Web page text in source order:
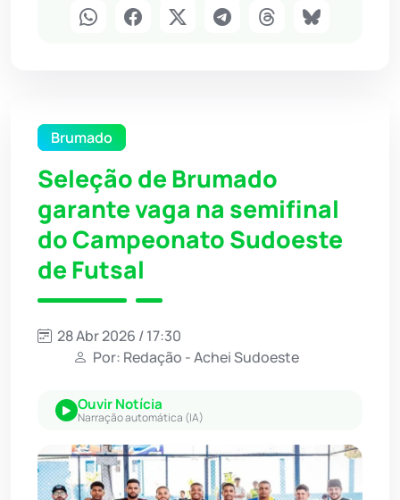
Brumado
Seleção de Brumado
garante vaga na semifinal
do Campeonato Sudoeste
de Futsal
28 Abr 2026 / 17:30
Por: Redação - Achei Sudoeste
Ouvir Notícia
Narração automática (IA)